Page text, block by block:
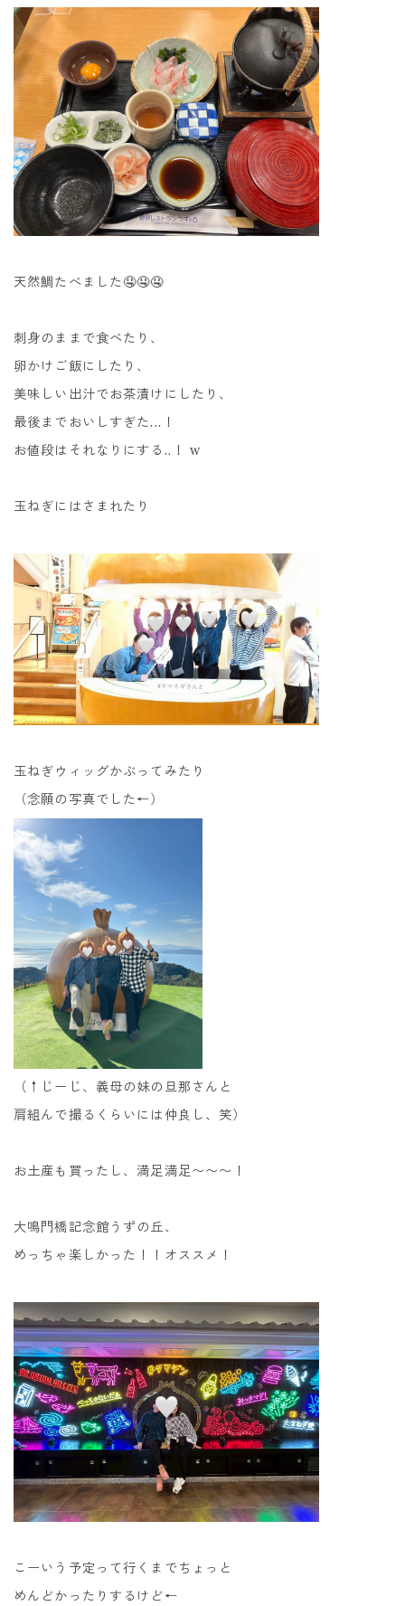
天然鯛たべました🤤🤤🤤
刺身のままで食べたり、
卵かけご飯にしたり、
美味しい出汁でお茶漬けにしたり、
最後までおいしすぎた...！
お値段はそれなりにする..！ w
玉ねぎにはさまれたり
玉ねぎウィッグかぶってみたり
（念願の写真でした←）
（↑じーじ、義母の妹の旦那さんと
肩組んで撮るくらいには仲良し、笑）
お土産も買ったし、満足満足〜〜〜！
大鳴門橋記念館うずの丘、
めっちゃ楽しかった！！オススメ！
こーいう予定って行くまでちょっと
めんどかったりするけど←